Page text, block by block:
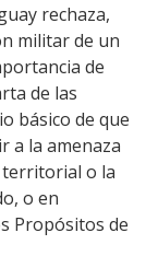
rechaza,
militar de un
de
de las
básico de que
a la amenaza
o la
o en
Propósitos de